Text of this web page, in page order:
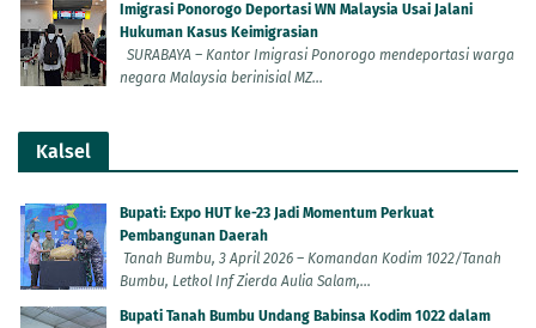
Imigrasi Ponorogo Deportasi WN Malaysia Usai Jalani
Hukuman Kasus Keimigrasian
SURABAYA – Kantor Imigrasi Ponorogo mendeportasi warga
negara Malaysia berinisial MZ...
Kalsel
Bupati: Expo HUT ke-23 Jadi Momentum Perkuat
Pembangunan Daerah
Tanah Bumbu, 3 April 2026 – Komandan Kodim 1022/Tanah
Bumbu, Letkol Inf Zierda Aulia Salam,...
Bupati Tanah Bumbu Undang Babinsa Kodim 1022 dalam